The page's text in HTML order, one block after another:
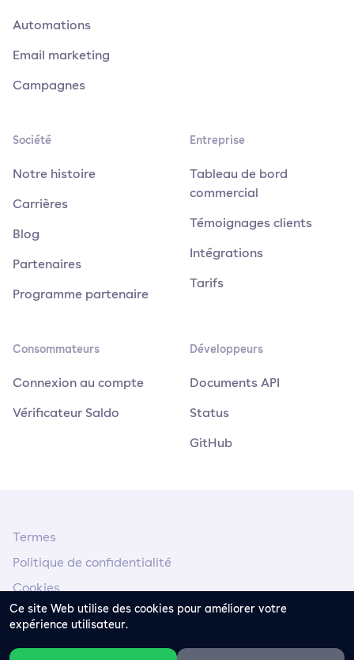
Ce site Web utilise des cookies pour améliorer votre
expérience utilisateur.
Automations
Email marketing
Campagnes
Société
Notre histoire
Carrières
Blog
Partenaires
Programme partenaire
Entreprise
Tableau de bord
commercial
Témoignages clients
Intégrations
Tarifs
Consommateurs
Connexion au compte
Vérificateur Saldo
Développeurs
Documents API
Status
GitHub
Termes
Politique de confidentialité
Cookies
Mentions Légal